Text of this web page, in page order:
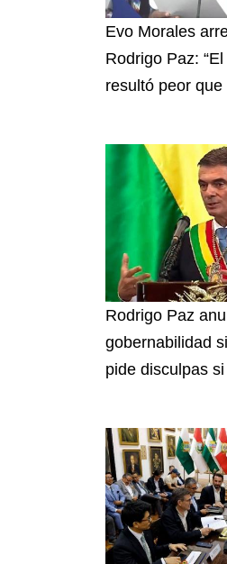
Evo Morales
Rodrigo Paz:
resultó peor que
Rodrigo Paz
gobernabilidad
pide disculpas